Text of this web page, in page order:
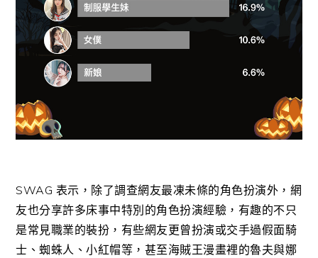
SWAG 表示，除了調查網友最凍未條的角色扮演外，網
友也分享許多床事中特別的角色扮演經驗，有趣的不只
是常見職業的裝扮，有些網友更曾扮演或交手過假面騎
士、蜘蛛人、小紅帽等，甚至海賊王漫畫裡的魯夫與娜